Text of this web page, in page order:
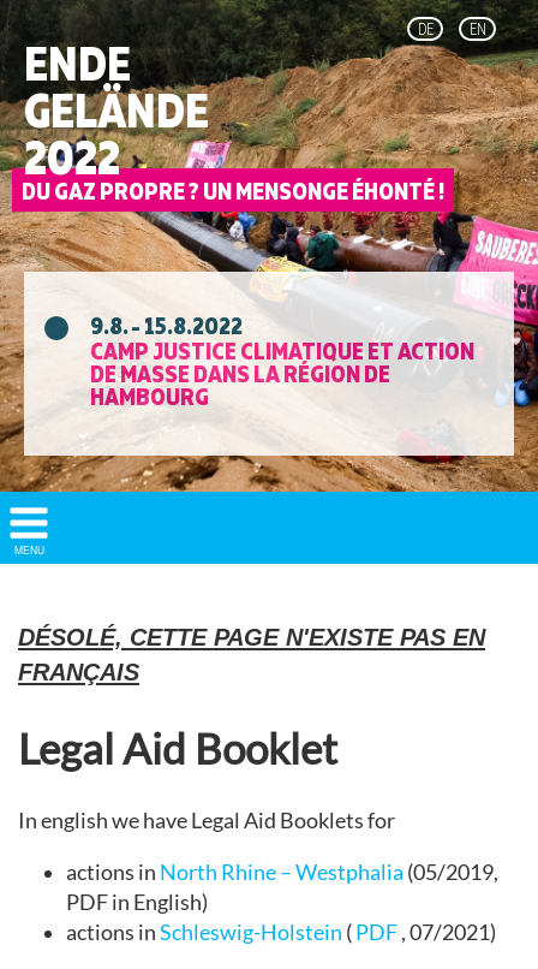
DE EN
ENDE
GELÄNDE
2022
9.8. - 15.8.2022
CAMP JUSTICE CLIMATIQUE ET ACTION
DE MASSE DANS LA RÉGION DE
HAMBOURG
Show/
Hide
MENU
DÉSOLÉ, CETTE PAGE N'EXISTE PAS EN
FRANÇAIS
Legal Aid Booklet
In english we have Legal Aid Booklets for
actions in North Rhine – Westphalia (05/2019,
PDF in English)
actions inSchleswig-Holstein (PDF, 07/2021)